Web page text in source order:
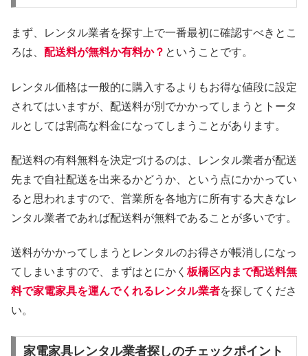
まず、レンタル業者を探す上で一番最初に確認すべきとこ
ろは、 配送料が無料か有料か？ ということです。
レンタル価格は一般的に購入するよりもお得な値段に設定
されてはいますが、配送料が別でかかってしまうとトータ
ルとしては割高な料金になってしまうことがあります。
配送料の有料無料を決定づけるのは、レンタル業者が配送
先まで自社配送を出来るかどうか、という点にかかってい
ると思われますので、営業所を各地方に所有する大きなレ
ンタル業者であれば配送料が無料であることが多いです。
送料がかかってしまうとレンタルのお得さが帳消しになっ
てしまいますので、まずはとにかく 板橋区内まで配送料無
料で家電家具を運んでくれるレンタル業者を探してくださ
い。
家電家具レンタル業者探しのチェックポイント